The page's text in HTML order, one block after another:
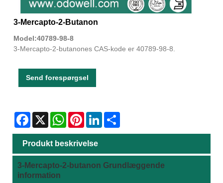
3-Mercapto-2-Butanon
Model:40789-98-8
3-Mercapto-2-butanones CAS-kode er 40789-98-8.
Send forespørgsel
Facebook
X WhatsAppPinterestLinkedIn
Produkt beskrivelse
3-Mercapto-2-butanon Grundlæggende
information